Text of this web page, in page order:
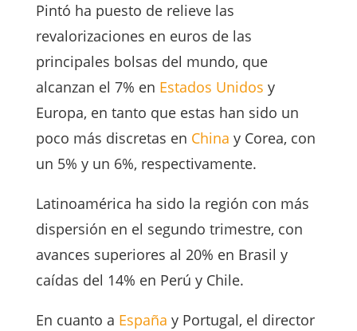
Pintó ha puesto de relieve las
revalorizaciones en euros de las
principales bolsas del mundo, que
alcanzan el 7% en Estados Unidos y
Europa, en tanto que estas han sido un
poco más discretas en China y Corea, con
un 5% y un 6%, respectivamente.
Latinoamérica ha sido la región con más
dispersión en el segundo trimestre, con
avances superiores al 20% en Brasil y
caídas del 14% en Perú y Chile.
En cuanto a España y Portugal, el director